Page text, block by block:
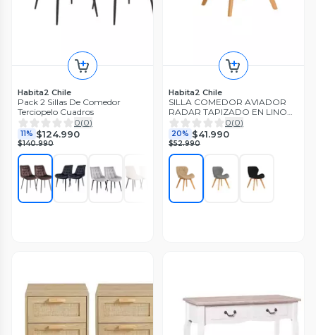
Habita2 Chile
Pack 2 Sillas De Comedor
Terciopelo Cuadros
0(0)
11% $124.990
$140.990
Habita2 Chile
SILLA COMEDOR AVIADOR
RADAR TAPIZADO EN LINO
PATAS MADERA
0(0)
20% $41.990
$52.990